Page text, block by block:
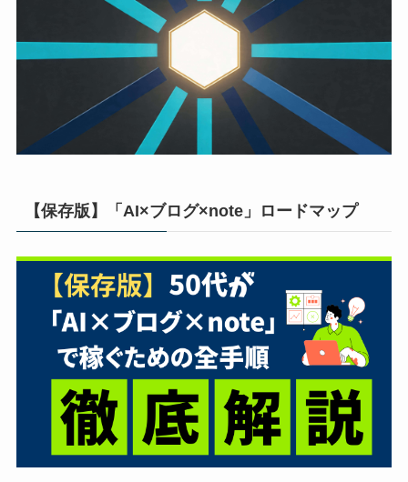
【保存版】「AI×ブログ×note」ロードマップ